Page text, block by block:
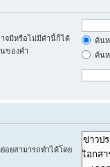
จมีหรือไม่มีคำนี้ก็ได้
นของคำ
ค้น
ค้น
อยสามารถทำได้โดย